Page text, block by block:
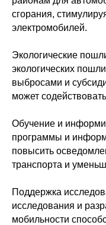
сгорания,
электромобилей.
Экологические
экологических
выбросами и
может
Обучение и
программы и
повысить
транспорта и
Поддержка
исследования и
мобильности